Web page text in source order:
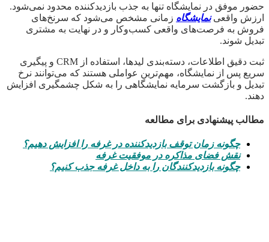
حضور موفق در نمایشگاه تنها به جذب بازدیدکننده محدود نمی‌شود.
ارزش واقعینمایشگاه زمانی مشخص می‌شود که سرنخ‌های
فروش به فرصت‌های واقعی کسب‌وکار و در نهایت به مشتری
تبدیل شوند.
ثبت دقیق اطلاعات، دسته‌بندی لیدها، استفاده از CRM و پیگیری
سریع پس از نمایشگاه، مهم‌ترین عواملی هستند که می‌توانند نرخ
تبدیل و بازگشت سرمایه نمایشگاهی را به شکل چشمگیری افزایش
دهند.
مطالب پیشنهادی برای مطالعه
چگونه زمان توقف بازدیدکننده در غرفه را افزایش دهیم؟
نقش فضای مذاکره در موفقیت غرفه
چگونه بازدیدکنندگان را به داخل غرفه جذب کنیم؟